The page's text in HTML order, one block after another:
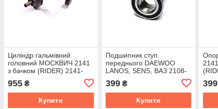
Циліндр гальмівний
головний МОСКВИЧ 2141
з бачком (RIDER) 2141-
955 ₴
Купити
Подшипник ступ.
переднього DAEWOO
LANOS, SENS, ВАЗ 2108-
ступ.зад.Москвіч-2141
(R13) (RIDER)
399₴
Купити
399